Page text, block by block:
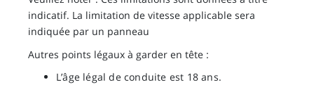
indicatif. La limitation de vitesse applicable sera
indiquée par un panneau
Autres points légaux à garder en tête :
L’âge légal de conduite est 18 ans.